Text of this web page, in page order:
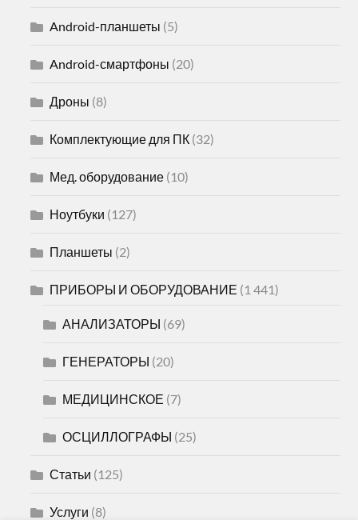
Android-планшеты (5)
Android-смартфоны (20)
Дроны (8)
Комплектующие для ПК (32)
Мед. оборудование (10)
Ноутбуки (127)
Планшеты (2)
ПРИБОРЫ И ОБОРУДОВАНИЕ (1 441)
АНАЛИЗАТОРЫ (69)
ГЕНЕРАТОРЫ (20)
МЕДИЦИНСКОЕ (7)
ОСЦИЛЛОГРАФЫ (25)
Статьи (125)
Услуги (8)